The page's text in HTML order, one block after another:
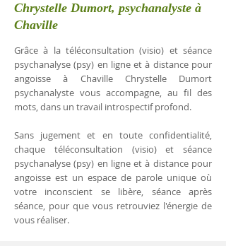
Chrystelle Dumort, psychanalyste à
Chaville
Grâce à la téléconsultation (visio) et séance
psychanalyse (psy) en ligne et à distance pour
angoisse à Chaville Chrystelle Dumort
psychanalyste vous accompagne, au fil des
mots, dans un travail introspectif profond.
Sans jugement et en toute confidentialité,
chaque téléconsultation (visio) et séance
psychanalyse (psy) en ligne et à distance pour
angoisse est un espace de parole unique où
votre inconscient se libère, séance après
séance, pour que vous retrouviez l'énergie de
vous réaliser.